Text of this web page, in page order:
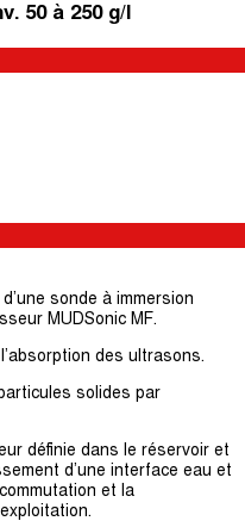
50 à 250 g/l
sonde à immersion
MUDSonic MF.
des ultrasons.
solides par
définie dans le réservoir et
d’une interface eau et
et la